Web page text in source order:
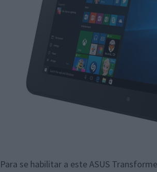
Para se habilitar a este ASUS